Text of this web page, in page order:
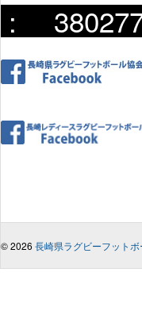
:
© 2026 長崎県ラグビーフット